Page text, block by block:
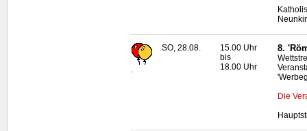
SO, 28.08.
15.00 Uhr
bis
18.00 Uhr
8.
Die